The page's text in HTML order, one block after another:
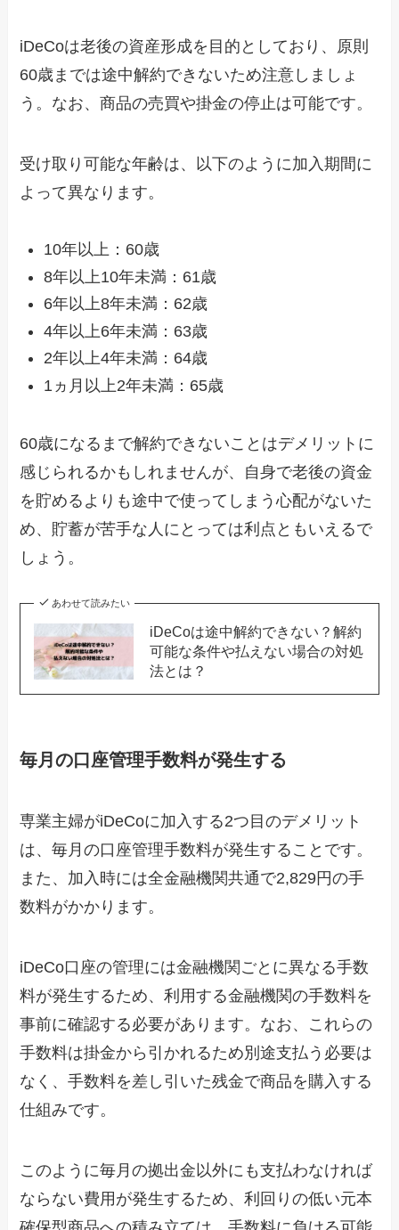
iDeCoは老後の資産形成を目的としており、原則
60歳までは途中解約できないため注意しましょ
う。なお、商品の売買や掛金の停止は可能です。
受け取り可能な年齢は、以下のように加入期間に
よって異なります。
10年以上：60歳
8年以上10年未満：61歳
6年以上8年未満：62歳
4年以上6年未満：63歳
2年以上4年未満：64歳
1ヵ月以上2年未満：65歳
60歳になるまで解約できないことはデメリットに
感じられるかもしれませんが、自身で老後の資金
を貯めるよりも途中で使ってしまう心配がないた
め、貯蓄が苦手な人にとっては利点ともいえるで
しょう。
あわせて読みたい
iDeCoは途中解約できない？解約
可能な条件や払えない場合の対処
法とは？
毎月の口座管理手数料が発生する
専業主婦がiDeCoに加入する2つ目のデメリット
は、毎月の口座管理手数料が発生することです。
また、加入時には全金融機関共通で2,829円の手
数料がかかります。
iDeCo口座の管理には金融機関ごとに異なる手数
料が発生するため、利用する金融機関の手数料を
事前に確認する必要があります。なお、これらの
手数料は掛金から引かれるため別途支払う必要は
なく、手数料を差し引いた残金で商品を購入する
仕組みです。
このように毎月の拠出金以外にも支払わなければ
ならない費用が発生するため、利回りの低い元本